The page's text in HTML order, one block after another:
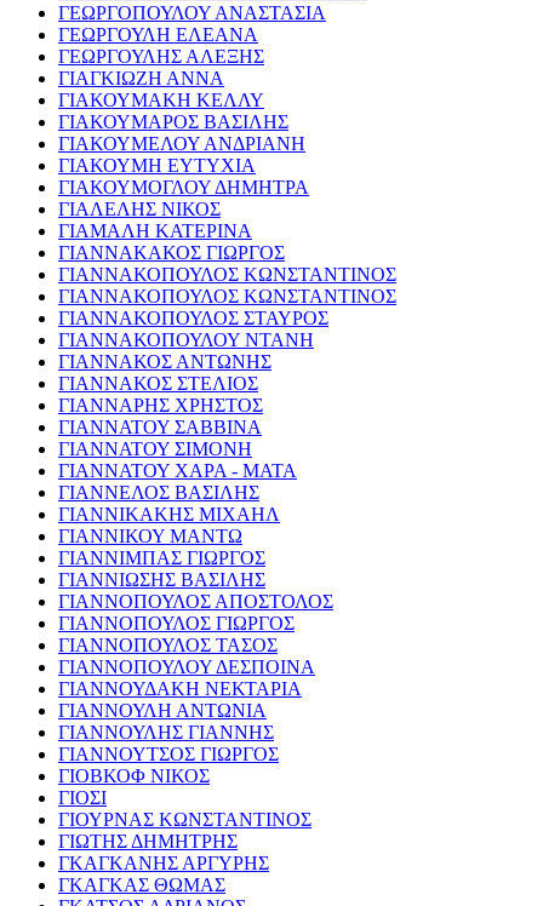
ΓΕΩΡΓΟΠΟΥΛΟΥ ΑΝΑΣΤΑΣΙΑ
ΓΕΩΡΓΟΥΛΗ ΕΛΕΑΝΑ
ΓΕΩΡΓΟΥΛΗΣ ΑΛΕΞΗΣ
ΓΙΑΓΚΙΩΖΗ ΑΝΝΑ
ΓΙΑΚΟΥΜΑΚΗ ΚΕΛΛΥ
ΓΙΑΚΟΥΜΑΡΟΣ ΒΑΣΙΛΗΣ
ΓΙΑΚΟΥΜΕΛΟΥ ΑΝΔΡΙΑΝΗ
ΓΙΑΚΟΥΜΗ ΕΥΤΥΧΙΑ
ΓΙΑΚΟΥΜΟΓΛΟΥ ΔΗΜΗΤΡΑ
ΓΙΑΛΕΛΗΣ ΝΙΚΟΣ
ΓΙΑΜΑΛΗ ΚΑΤΕΡΙΝΑ
ΓΙΑΝΝΑΚΑΚΟΣ ΓΙΩΡΓΟΣ
ΓΙΑΝΝΑΚΟΠΟΥΛΟΣ ΚΩΝΣΤΑΝΤΙΝΟΣ
ΓΙΑΝΝΑΚΟΠΟΥΛΟΣ ΚΩΝΣΤΑΝΤΙΝΟΣ
ΓΙΑΝΝΑΚΟΠΟΥΛΟΣ ΣΤΑΥΡΟΣ
ΓΙΑΝΝΑΚΟΠΟΥΛΟΥ ΝΤΑΝΗ
ΓΙΑΝΝΑΚΟΣ ΑΝΤΩΝΗΣ
ΓΙΑΝΝΑΚΟΣ ΣΤΕΛΙΟΣ
ΓΙΑΝΝΑΡΗΣ ΧΡΗΣΤΟΣ
ΓΙΑΝΝΑΤΟΥ ΣΑΒΒΙΝΑ
ΓΙΑΝΝΑΤΟΥ ΣΙΜΟΝΗ
ΓΙΑΝΝΑΤΟΥ ΧΑΡΑ - ΜΑΤΑ
ΓΙΑΝΝΕΛΟΣ ΒΑΣΙΛΗΣ
ΓΙΑΝΝΙΚΑΚΗΣ ΜΙΧΑΗΛ
ΓΙΑΝΝΙΚΟΥ ΜΑΝΤΩ
ΓΙΑΝΝΙΜΠΑΣ ΓΙΩΡΓΟΣ
ΓΙΑΝΝΙΩΣΗΣ ΒΑΣΙΛΗΣ
ΓΙΑΝΝΟΠΟΥΛΟΣ ΑΠΟΣΤΟΛΟΣ
ΓΙΑΝΝΟΠΟΥΛΟΣ ΓΙΩΡΓΟΣ
ΓΙΑΝΝΟΠΟΥΛΟΣ ΤΑΣΟΣ
ΓΙΑΝΝΟΠΟΥΛΟΥ ΔΕΣΠΟΙΝΑ
ΓΙΑΝΝΟΥΔΑΚΗ ΝΕΚΤΑΡΙΑ
ΓΙΑΝΝΟΥΛΗ ΑΝΤΩΝΙΑ
ΓΙΑΝΝΟΥΛΗΣ ΓΙΑΝΝΗΣ
ΓΙΑΝΝΟΥΤΣΟΣ ΓΙΩΡΓΟΣ
ΓΙΟΒΚΟΦ ΝΙΚΟΣ
ΓΙΟΣΙ
ΓΙΟΥΡΝΑΣ ΚΩΝΣΤΑΝΤΙΝΟΣ
ΓΙΩΤΗΣ ΔΗΜΗΤΡΗΣ
ΓΚΑΓΚΑΝΗΣ ΑΡΓΥΡΗΣ
ΓΚΑΓΚΑΣ ΘΩΜΑΣ